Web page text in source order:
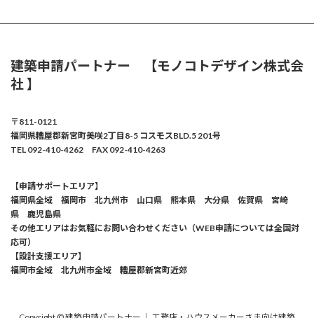
建築申請パートナー 【モノコトデザイン株式会
社 】
〒811-0121
福岡県糟屋郡新宮町美咲2丁目8-5 コスモスBLD.5 201号
TEL 092-410-4262 FAX 092-410-4263
【申請サポートエリア】
福岡県全域 福岡市 北九州市 山口県 熊本県 大分県 佐賀県 宮崎
県 鹿児島県
その他エリアはお気軽にお問い合わせください（WEB申請については全国対
応可）
【設計支援エリア】
福岡市全域 北九州市全域 糟屋郡新宮町近郊